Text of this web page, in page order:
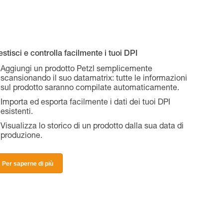
e controlla facilmente i tuoi DPI
Aggiungi un prodotto Petzl semplicemente
scansionando il suo datamatrix: tutte le informazioni
sul prodotto saranno compilate automaticamente.
Importa ed esporta facilmente i dati dei tuoi DPI
esistenti.
Visualizza lo storico di un prodotto dalla sua data di
produzione.
Per saperne di più